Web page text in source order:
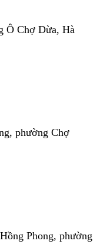
Ô Chợ Dừa, Hà
phường Chợ
Phong, phường